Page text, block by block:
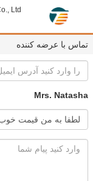
Ltd.
تماس با عرضه کننده
Mrs. Natasha